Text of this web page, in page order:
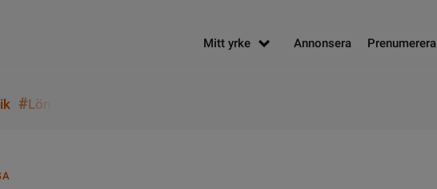
Mitt yrke Annonsera Prenumerera
#Lön